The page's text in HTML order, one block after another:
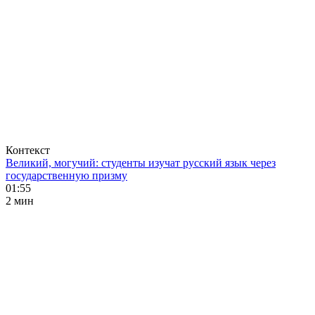
Контекст
Великий, могучий: студенты изучат русский язык через
государственную призму
01:55
2 мин